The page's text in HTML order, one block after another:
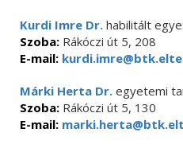
Kurdi Imre Dr. habilitált
Szoba: Rákóczi út 5, 208
E-mail:
Márki Herta Dr. egyetemi
Szoba: Rákóczi út 5, 130
E-mail: